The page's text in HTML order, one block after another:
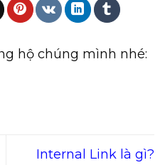
hộ chúng mình nhé:
Internal Link là gì?